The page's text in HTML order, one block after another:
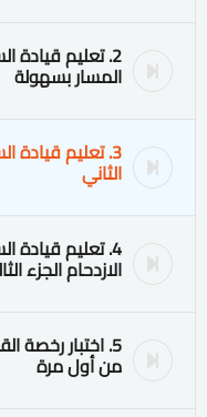
2. تعليم قيادة
المسار بسهولة
3. تعليم قيادة
الثاني
4. تعليم قيادة
الازدحام الجزء
5. اختبار رخصة
من أول مرة